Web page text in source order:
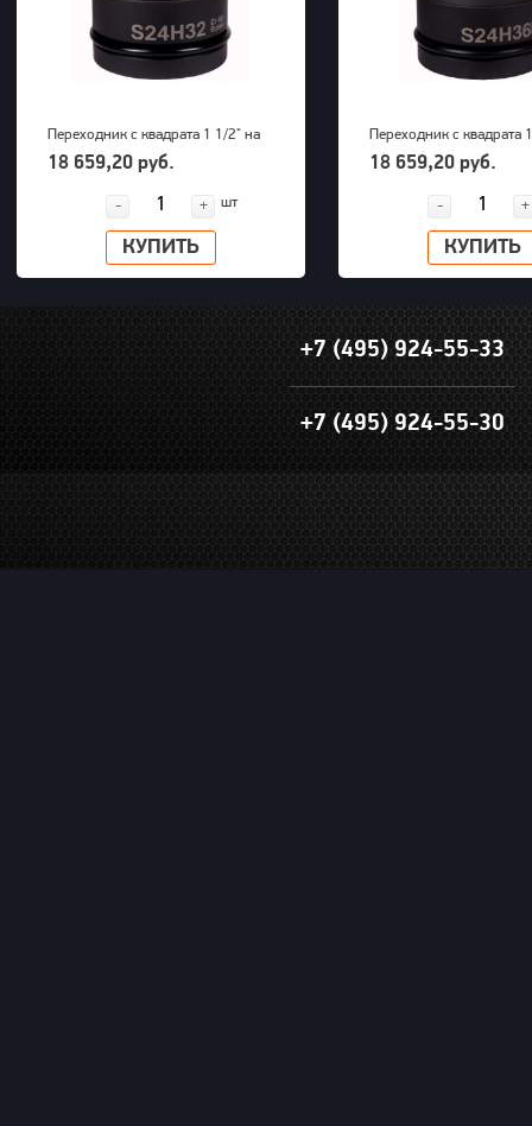
Переходник с квадрата 1 1/2" на
внешний шестигранник 32 мм
18 659,20 руб.
- + шт
КУПИТЬ
Переходник с квадрата
внешний шестигранник
18 659,20 руб.
- +
КУПИТЬ
+7 (495) 924-55-33
+7 (495) 924-55-30